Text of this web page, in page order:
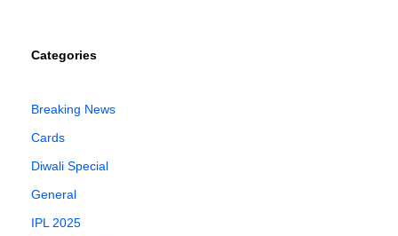
Categories
Breaking News
Cards
Diwali Special
General
IPL 2025